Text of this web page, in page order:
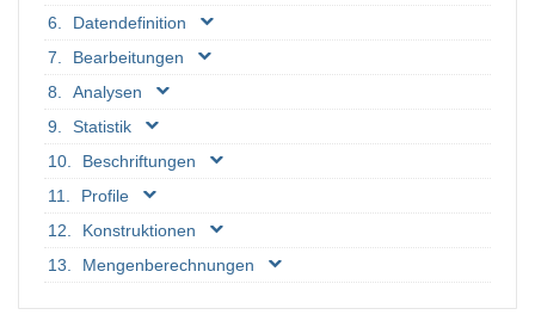
Datendefinition
Bearbeitungen
Analysen
Statistik
Beschriftungen
Profile
Konstruktionen
Mengenberechnungen